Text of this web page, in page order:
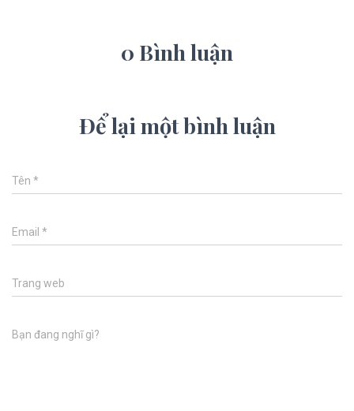
0 Bình luận
Để lại một bình luận
Tên *
Email *
Trang web
Bạn đang nghĩ gì?